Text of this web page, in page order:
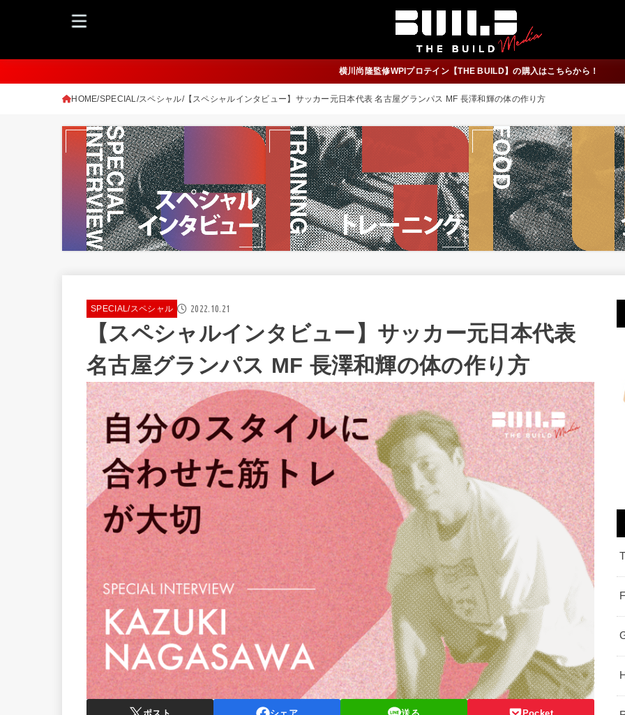
横川尚隆監修WPIプロテイン【THE BUILD】の購入はこちらから！
HOME SPECIAL/スペシャル 【スペシャルインタビュー】サッカー元日本代表 名古屋グランパス MF 長澤和輝の体の作り方
SPECIAL/スペシャル 2022.10.21
【スペシャルインタビュー】サッカー元日本代表
名古屋グランパス MF 長澤和輝の体の作り方